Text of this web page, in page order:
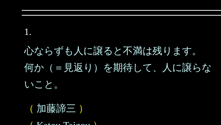
1.
心ならずも人に譲ると不満は残ります。
何か（＝見返り）を期待して、人に譲らな
いこと。
（ 加藤諦三 ）